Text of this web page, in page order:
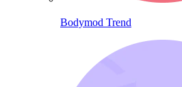
Bodymod Trend